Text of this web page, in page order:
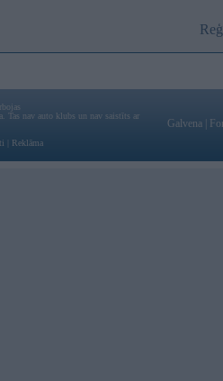
Tas nav auto klubs un nav saistīts ar
Reklāma
Galvena